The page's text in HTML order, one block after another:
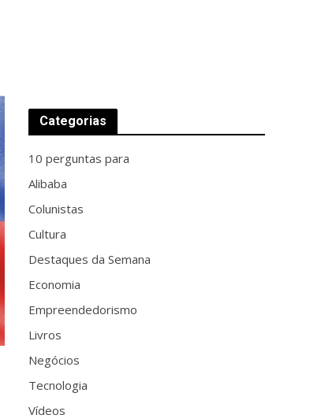
Categorias
10 perguntas para
Alibaba
Colunistas
Cultura
Destaques da Semana
Economia
Empreendedorismo
Livros
Negócios
Tecnologia
Vídeos